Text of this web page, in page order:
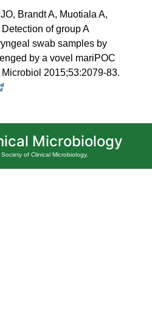
Brandt A, Muotiala A,
of group A
swab samples by
by a vovel mariPOC
2015;53:2079-83.
Microbiology
of Clinical Microbiology.